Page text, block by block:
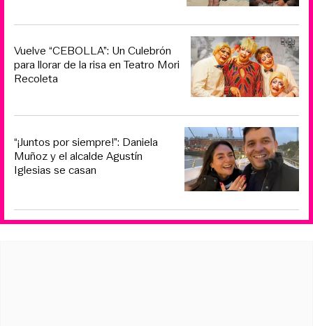
Vuelve “CEBOLLA”: Un Culebrón
para llorar de la risa en Teatro Mori
Recoleta
“¡Juntos por siempre!”: Daniela
Muñoz y el alcalde Agustín
Iglesias se casan